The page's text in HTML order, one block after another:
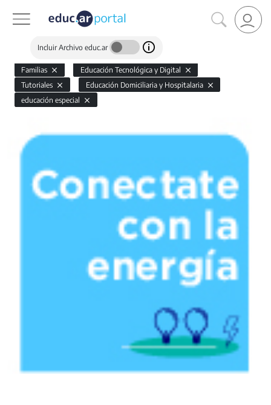
Incluir Archivo educ.ar
Familias
Educación Tecnológica y Digital
Tutoriales
Educación Domiciliaria y Hospitalaria
educación especial